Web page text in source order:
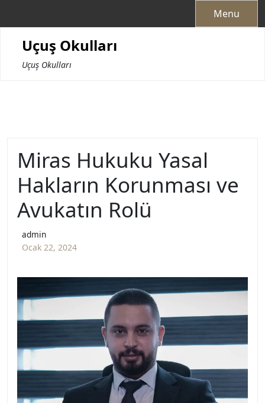
Menu
Uçuş Okulları
Uçuş Okulları
Miras Hukuku Yasal
Hakların Korunması ve
Avukatın Rolü
admin
Ocak 22, 2024